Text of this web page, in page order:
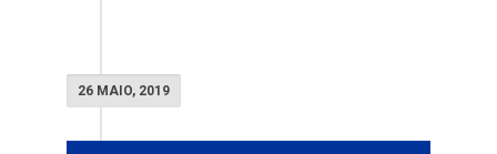
26 MAIO, 2019